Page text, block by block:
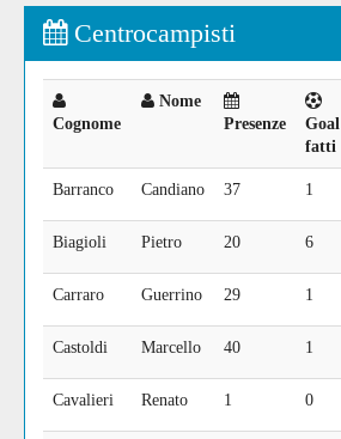
Centrocampisti
Cognome
Nome
Presenze
Goal
fatti
Barranco Candiano 37 1
Biagioli Pietro 20 6
Carraro Guerrino 29 1
Castoldi Marcello 40 1
Cavalieri Renato 1 0